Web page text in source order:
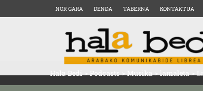
NOR GARA DENDA TABERNA KONTAKTUA
Hala Bedi>Podcasts>Musika>lamaleta>